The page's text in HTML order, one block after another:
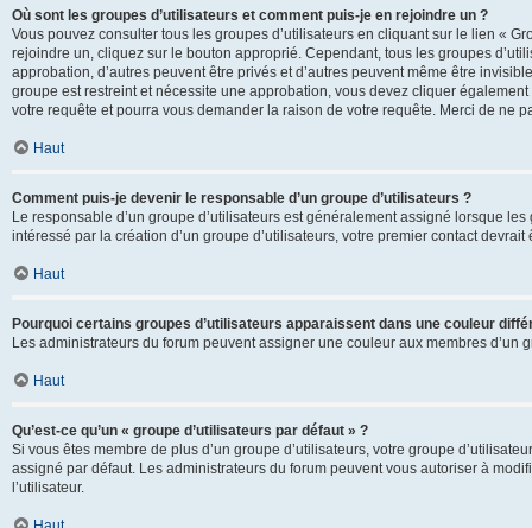
Où sont les groupes d’utilisateurs et comment puis-je en rejoindre un ?
Vous pouvez consulter tous les groupes d’utilisateurs en cliquant sur le lien «
rejoindre un, cliquez sur le bouton approprié. Cependant, tous les groupes
approbation, d’autres peuvent être privés et d’autres peuvent même être
groupe est restreint et nécessite une approbation, vous devez cliquer
votre requête et pourra vous demander la raison de votre requête. Merci de ne
Haut
Comment puis-je devenir le responsable d’un groupe d’utilisateurs ?
Le responsable d’un groupe d’utilisateurs est généralement assigné lorsque
intéressé par la création d’un groupe d’utilisateurs, votre premier contact
Haut
Pourquoi certains groupes d’utilisateurs apparaissent dans une couleur
Les administrateurs du forum peuvent assigner une couleur aux membres d’un
Haut
Qu’est-ce qu’un « groupe d’utilisateurs par défaut » ?
Si vous êtes membre de plus d’un groupe d’utilisateurs, votre groupe
assigné par défaut. Les administrateurs du forum peuvent vous autoriser à
l’utilisateur.